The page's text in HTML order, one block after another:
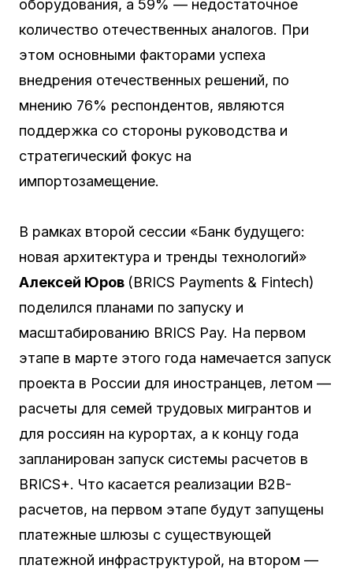
оборудования, а 59% — недостаточное
количество отечественных аналогов. При
этом основными факторами успеха
внедрения отечественных решений, по
мнению 76% респондентов, являются
поддержка со стороны руководства и
стратегический фокус на
импортозамещение.
В рамках второй сессии «Банк будущего:
новая архитектура и тренды технологий»
Алексей Юров (BRICS Payments & Fintech)
поделился планами по запуску и
масштабированию BRICS Pay. На первом
этапе в марте этого года намечается запуск
проекта в России для иностранцев, летом —
расчеты для семей трудовых мигрантов и
для россиян на курортах, а к концу года
запланирован запуск системы расчетов в
BRICS+. Что касается реализации B2B-
расчетов, на первом этапе будут запущены
платежные шлюзы с существующей
платежной инфраструктурой, на втором —